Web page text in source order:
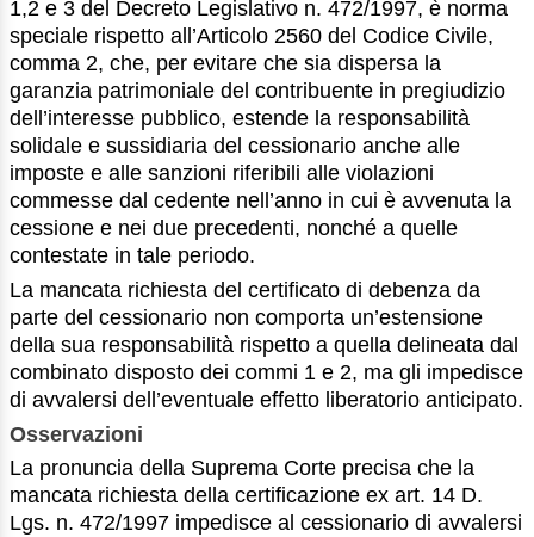
1,2 e 3 del Decreto Legislativo n. 472/1997, è norma
speciale rispetto all’Articolo 2560 del Codice Civile,
comma 2, che, per evitare che sia dispersa la
garanzia patrimoniale del contribuente in pregiudizio
dell’interesse pubblico, estende la responsabilità
solidale e sussidiaria del cessionario anche alle
imposte e alle sanzioni riferibili alle violazioni
commesse dal cedente nell’anno in cui è avvenuta la
cessione e nei due precedenti, nonché a quelle
contestate in tale periodo.
La mancata richiesta del certificato di debenza da
parte del cessionario non comporta un’estensione
della sua responsabilità rispetto a quella delineata dal
combinato disposto dei commi 1 e 2, ma gli impedisce
di avvalersi dell’eventuale effetto liberatorio anticipato.
Osservazioni
La pronuncia della Suprema Corte precisa che la
mancata richiesta della certificazione ex art. 14 D.
Lgs. n. 472/1997 impedisce al cessionario di avvalersi